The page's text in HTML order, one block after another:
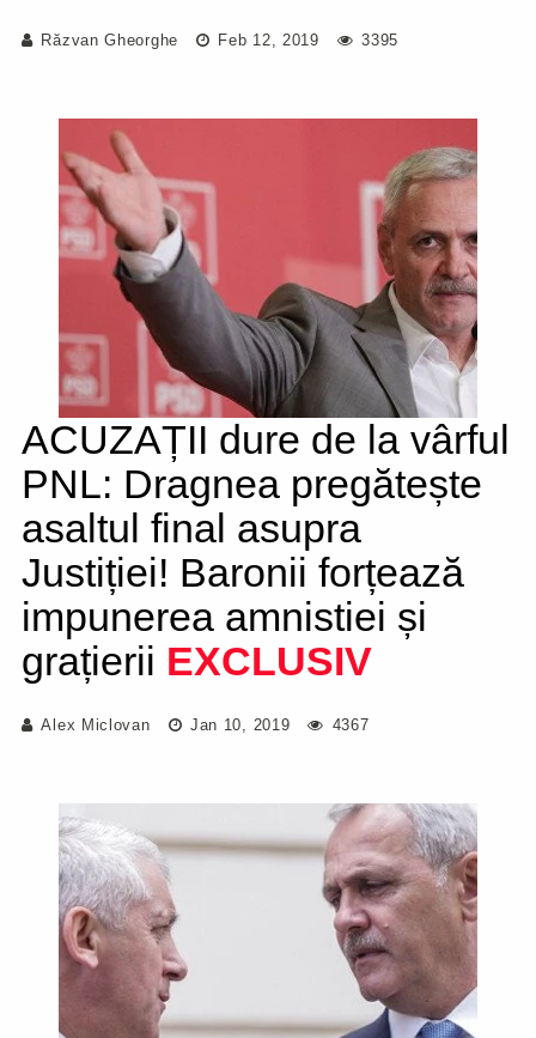
Răzvan Gheorghe Feb 12, 2019 3395
ACUZAȚII dure de la vârful
PNL: Dragnea pregătește
asaltul final asupra
Justiției! Baronii forțează
impunerea amnistiei și
grațierii EXCLUSIV
Alex Miclovan Jan 10, 2019 4367